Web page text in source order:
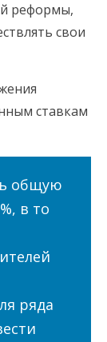
реформы,
свои
ставкам
общую
в то
ряда